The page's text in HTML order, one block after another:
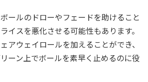
ールのドローやフェードを助けること
イスを悪化させる可能性もあります。
アウェイロールを加えることができ、
ーン上でボールを素早く止めるのに役